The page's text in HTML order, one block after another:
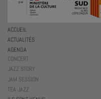
ACCUEIL
ACTUALITÉS
AGENDA
CONCERT
JAZZ STORY
JAM SESSION
TEA JAZZ